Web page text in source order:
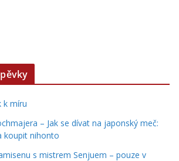
k míru
– Jak se dívat na japonský meč:
koupit nihonto
s mistrem Senjuem – pouze v